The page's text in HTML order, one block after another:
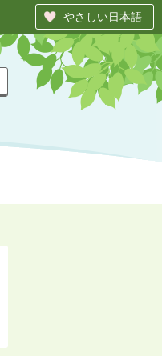
やさしい日本語